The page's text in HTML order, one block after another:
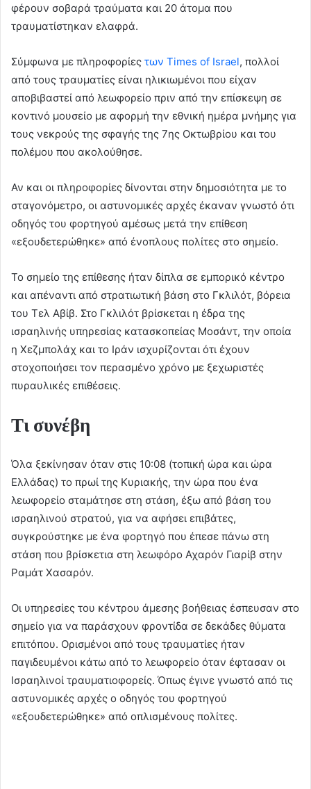
φέρουν σοβαρά τραύματα και 20 άτομα που
τραυματίστηκαν ελαφρά.
Σύμφωνα με πληροφορίες των Times of Israel, πολλοί
από τους τραυματίες είναι ηλικιωμένοι που είχαν
αποβιβαστεί από λεωφορείο πριν από την επίσκεψη σε
κοντινό μουσείο με αφορμή την εθνική ημέρα μνήμης για
τους νεκρούς της σφαγής της 7ης Οκτωβρίου και του
πολέμου που ακολούθησε.
Αν και οι πληροφορίες δίνονται στην δημοσιότητα με το
σταγονόμετρο, οι αστυνομικές αρχές έκαναν γνωστό ότι
οδηγός του φορτηγού αμέσως μετά την επίθεση
«εξουδετερώθηκε» από ένοπλους πολίτες στο σημείο.
Το σημείο της επίθεσης ήταν δίπλα σε εμπορικό κέντρο
και απέναντι από στρατιωτική βάση στο Γκλιλότ, βόρεια
του Τελ Αβίβ. Στο Γκλιλότ βρίσκεται η έδρα της
ισραηλινής υπηρεσίας κατασκοπείας Μοσάντ, την οποία
η Χεζμπολάχ και το Ιράν ισχυρίζονται ότι έχουν
στοχοποιήσει τον περασμένο χρόνο με ξεχωριστές
πυραυλικές επιθέσεις.
Τι συνέβη
Όλα ξεκίνησαν όταν στις 10:08 (τοπική ώρα και ώρα
Ελλάδας) το πρωί της Κυριακής, την ώρα που ένα
λεωφορείο σταμάτησε στη στάση, έξω από βάση του
ισραηλινού στρατού, για να αφήσει επιβάτες,
συγκρούστηκε με ένα φορτηγό που έπεσε πάνω στη
στάση που βρίσκετια στη λεωφόρο Αχαρόν Γιαρίβ στην
Ραμάτ Χασαρόν.
Οι υπηρεσίες του κέντρου άμεσης βοήθειας έσπευσαν στο
σημείο για να παράσχουν φροντίδα σε δεκάδες θύματα
επιτόπου. Ορισμένοι από τους τραυματίες ήταν
παγιδευμένοι κάτω από το λεωφορείο όταν έφτασαν οι
Ισραηλινοί τραυματιοφορείς. Όπως έγινε γνωστό από τις
αστυνομικές αρχές ο οδηγός του φορτηγού
«εξουδετερώθηκε» από οπλισμένους πολίτες.